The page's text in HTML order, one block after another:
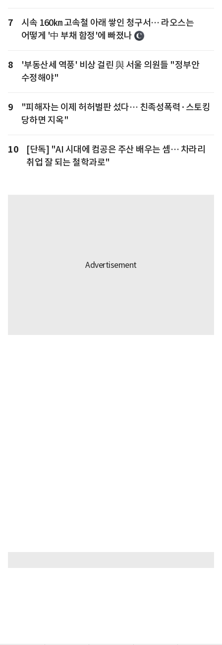
7
시속 160㎞ 고속철 아래 쌓인 청구서… 라오스는
어떻게 '中 부채 함정'에 빠졌나
8
'부동산세 역풍' 비상 걸린 與 서울 의원들 "정부안
수정해야"
9
"피해자는 이제 허허벌판 섰다… 친족성폭력·스토킹
당하면 지옥"
10
[단독] "AI 시대에 컴공은 주산 배우는 셈… 차라리
취업 잘 되는 철학과로"